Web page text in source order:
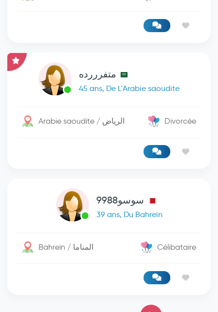
متفرررده
45 ans, De L'Arabie saoudite
Arabie saoudite / الرياض Divorcée
سوسو9988
39 ans, Du Bahreïn
Bahreïn / المناما Célibataire